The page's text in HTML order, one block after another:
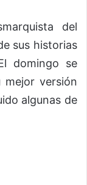
del
sus historias
domingo se
mejor versión
algunas de